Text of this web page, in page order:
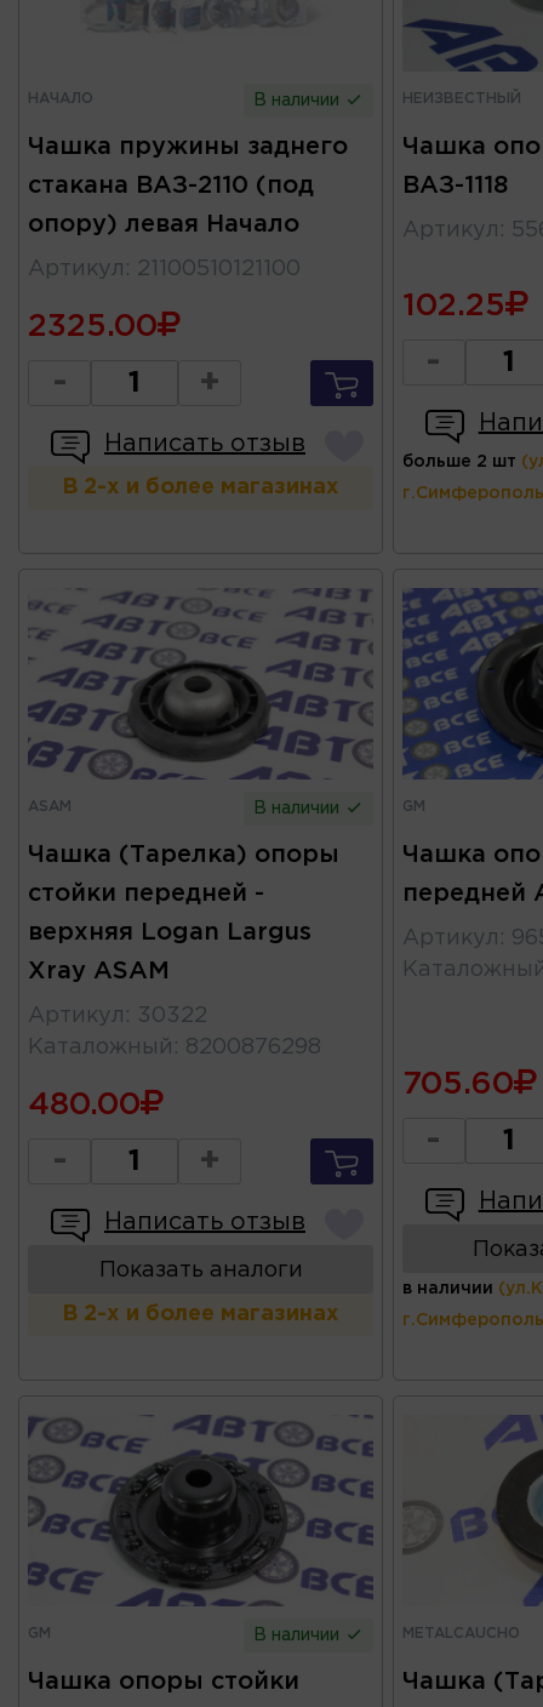
НАЧАЛО В наличии
Чашка пружины заднего
стакана ВАЗ-2110 (под
опору) левая Начало
Артикул : 21100510121100
2325.00
- +
Написать отзыв
В 2-х и более магазинах
НЕИЗВЕСТНЫЙ
Чашка
ВАЗ-1118
Артикул :
102.25
-
больше 2 шт
ASAM В наличии
Чашка (Тарелка) опоры
стойки передней -
верхняя Logan Largus
Xray ASAM
Артикул : 30322
Каталожный : 8200876298
480.00
- +
Написать отзыв
Показать аналоги
В 2-х и более магазинах
GM
Чашка
передней
Артикул :
705.60
-
в наличии
GM В наличии
Чашка опоры стойки
METALCAUCHO
Чашка